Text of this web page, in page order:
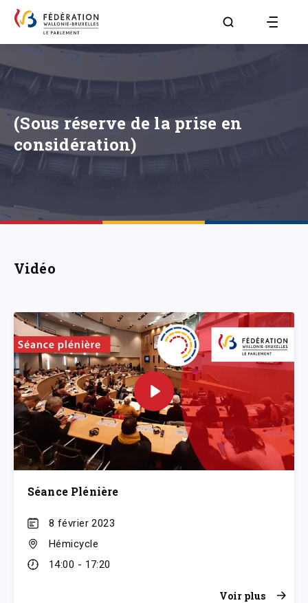
Aller à la page
(Sous réserve de la prise en
considération)
Vidéo
Séance Plénière
8 février 2023
Hémicycle
14:00 - 17:20
Voir plus